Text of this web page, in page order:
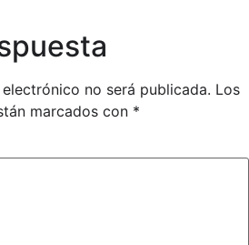
no será publicada. Los
marcados con *